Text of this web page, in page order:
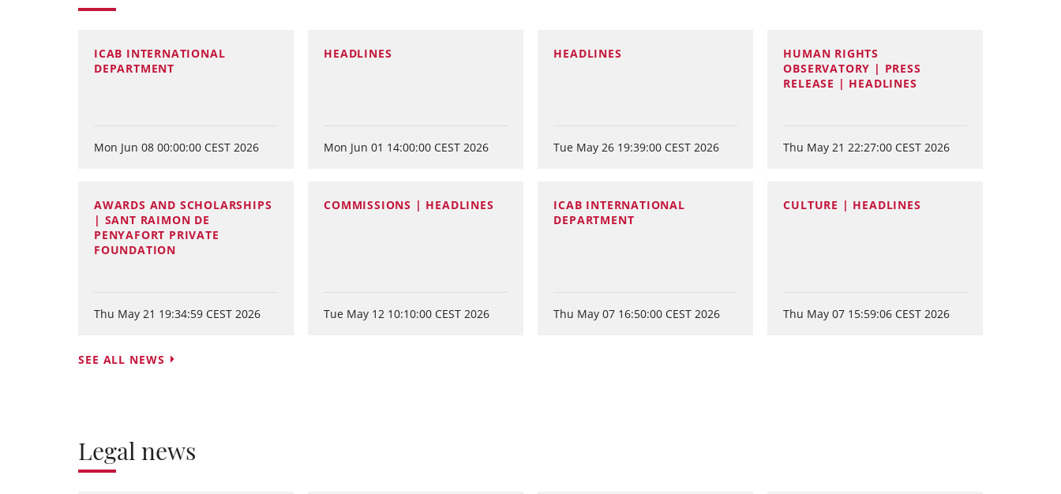
ICAB INTERNATIONAL
DEPARTMENT
Mon Jun 08 00:00:00 CEST 2026
HEADLINES
Mon Jun 01 14:00:00 CEST 2026
HEADLINES
Tue May 26 19:39:00 CEST 2026
HUMAN RIGHTS
OBSERVATORY | PRESS
RELEASE | HEADLINES
Thu May 21 22:27:00 CEST 2026
AWARDS AND SCHOLARSHIPS
| SANT RAIMON DE
PENYAFORT PRIVATE
FOUNDATION
Thu May 21 19:34:59 CEST 2026
COMMISSIONS | HEADLINES
Tue May 12 10:10:00 CEST 2026
ICAB INTERNATIONAL
DEPARTMENT
Thu May 07 16:50:00 CEST 2026
CULTURE | HEADLINES
Thu May 07 15:59:06 CEST 2026
SEE ALL NEWS
Legal news